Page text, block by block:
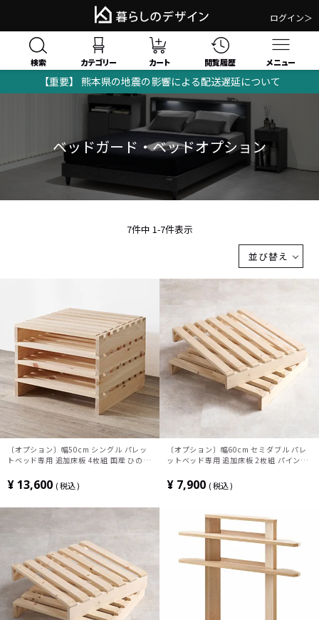
ログイン＞
検索 カテゴリー カート 閲覧履歴 メニュー
【重要】 熊本県の地震の影響による配送遅延について
ベッドガード・ベッドオプション
並び替え
7件中 1-7件表示
〔オプション〕幅50cm シングル パレッ
トベッド専用 追加床板 4枚組 国産 ひのき
ローベッド コンパクト 連結パーツ 和モダ
ン
¥ 13,600 税込
〔オプション〕幅60cm セミダブル パレ
ットベッド専用 追加床板 2枚組 パイン材
ド 天然木 コンパクト 連結パーツ 和モダ
ン
¥ 7,900 税込